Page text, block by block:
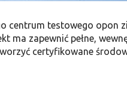
centrum testowego opon
ma zapewnić pełne,
certyfikowane